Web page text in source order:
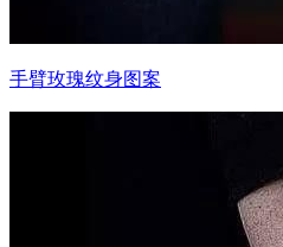
手臂玫瑰纹身图案